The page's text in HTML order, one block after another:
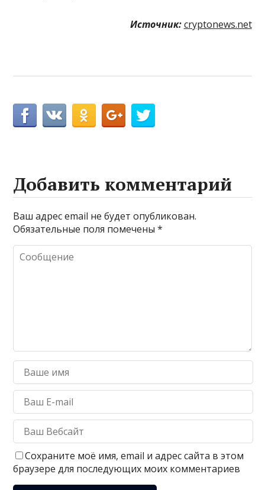
Источник: cryptonews.net
Добавить комментарий
Ваш адрес email не будет опубликован.
Обязательные поля помечены*
Сохраните моё имя, email и адрес сайта в этом
браузере для последующих моих комментариев